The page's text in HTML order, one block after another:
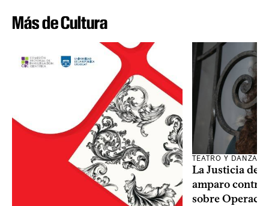
Más de Cultura
TEATRO Y DANZA
La Justicia
amparo contra
sobre